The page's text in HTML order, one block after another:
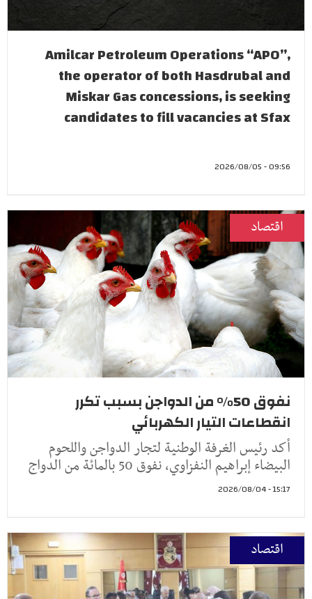
Amilcar Petroleum Operations “APO”,
the operator of both Hasdrubal and
Miskar Gas concessions, is seeking
candidates to fill vacancies at Sfax
09:56 - 2026/08/05
اقتصاد
نفوق 50% من الدواجن بسبب تكرر
انقطاعات التيار الكهربائي
أكد رئيس الغرفة الوطنية لتجار الدواجن واللحوم
البيضاء إبراهيم النفزاوي، نفوق 50 بالمائة من الدواج
15:17 - 2026/08/04
اقتصاد